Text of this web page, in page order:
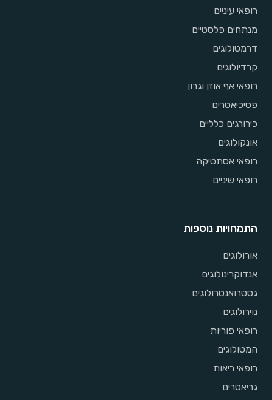
רופאי עיניים
מנתחים פלסטיים
דרמטולוגים
קרדיולוגים
רופאי אף אוזן וגרון
פסיכיאטרים
כירורגים כלליים
אונקולוגים
רופאי אסתטיקה
רופאי שיניים
התמחויות נוספות
אורולוגים
אנדוקרינולוגים
גסטרואנטרולוגים
נוירולוגים
רופאי פוריות
המטולוגים
רופאי ריאות
גריאטרים